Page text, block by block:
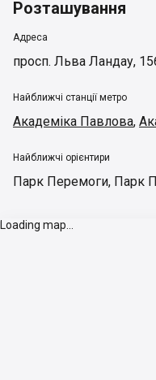
Розташування
Адреса
просп. Льва Ландау,
Найближчі станції метро
Академіка Павлова,
Найближчі орієнтири
Парк Перемоги, Парк
Loading map...